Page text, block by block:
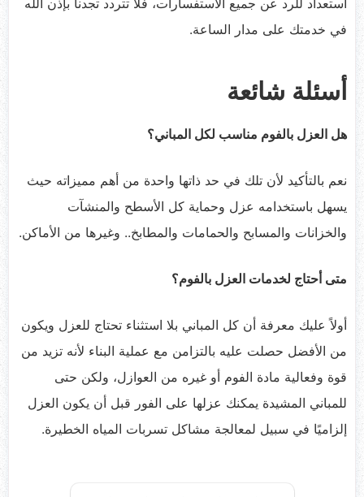
في خدمتك على مدار الساعة.
أسئلة شائعة
هل العزل بالفوم مناسب لكل المباني؟
نعم بالتأكيد لأن تلك في حد ذاتها واحدة من أهم مميزاته حيث
يسهل باستخدامه عزل وحماية كل الأسطح والمنشآت
والخزانات والمسابح والحمامات والمطابخ.. وغيرها من الأماكن.
متى أحتاج لخدمات العزل بالفوم؟
أولاً عليك معرفة أن كل المباني بلا استثناء تحتاج للعزل ويكون
من الأفضل حصلت عليه بالتزامن مع عملية البناء لأنه تزيد من
قوة وفعالية مادة الفوم أو غيره من العوازل، ولكن حتى
للمباني المشيدة يمكنك عزلها على الفور قبل أن يكون العزل
إلزاميًا في سبيل لمعالجة مشاكل تسربات المياه الخطيرة.